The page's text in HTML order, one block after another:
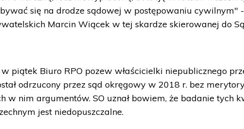
się na drodze sądowej w postępowaniu cywilnym"
Marcin Wiącek w tej skardze skierowanej do
w piątek Biuro RPO pozew właścicielki niepublicznego
odrzucony przez sąd okręgowy w 2018 r. bez
w nim argumentów. SO uznał bowiem, że badanie tych
jest niedopuszczalne.